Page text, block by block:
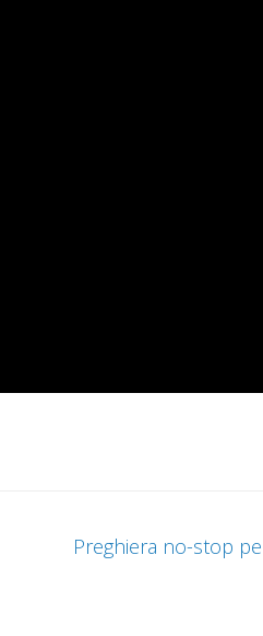
Preghiera no-stop